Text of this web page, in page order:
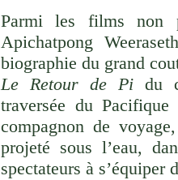
Parmi les films non
Apichatpong
biographie du grand
Le Retour de Pidu
traversée du
compagnon de
projeté sous l’eau,
spectateurs à s’équiper